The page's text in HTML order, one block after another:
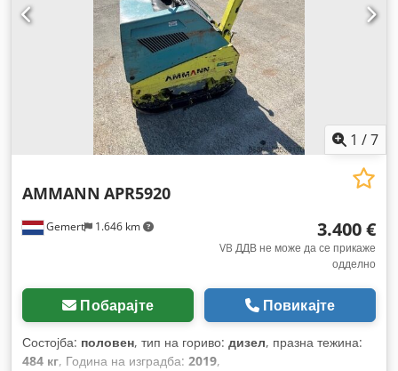
1 /7
Gemert 1.646 km
AMMANN APR5920
3.400 €
VB ДДВ не може да се прикаже
одделно
Побарајте Повикајте
Состојба: половен, тип на гориво: дизел, празна тежина:
484 кг, Година на изградба: 2019,